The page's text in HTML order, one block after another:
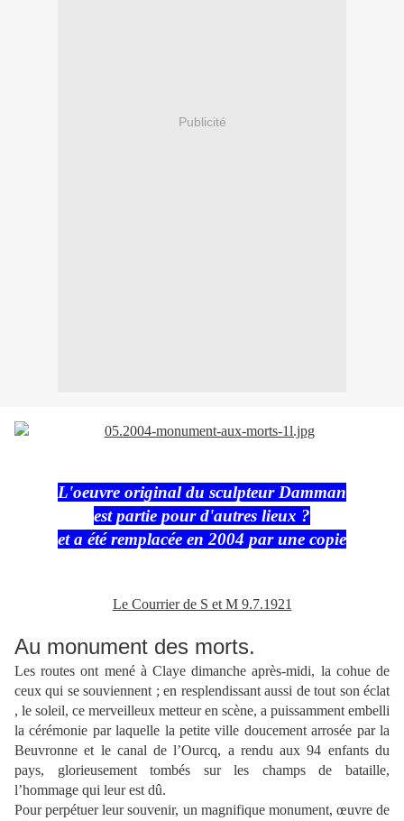
Publicité
L'oeuvre original du sculpteur Damman
est partie pour d'autres lieux ?
et a été remplacée en 2004 par une copie
Le Courrier de S et M 9.7.1921
Au monument des morts.
Les routes ont mené à Claye dimanche après-midi, la cohue de
ceux qui se souviennent ; en resplendissant aussi de tout son éclat
, le soleil, ce merveilleux metteur en scène, a puissamment embelli
la cérémonie par laquelle la petite ville doucement arrosée par la
Beuvronne et le canal de l’Ourcq, a rendu aux 94 enfants du
pays, glorieusement tombés sur les champs de bataille,
l’hommage qui leur est dû.
Pour perpétuer leur souvenir, un magnifique monument, œuvre de